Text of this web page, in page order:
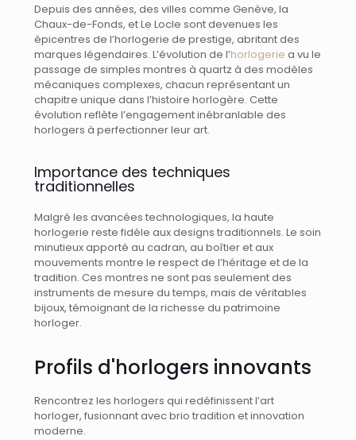
Depuis des années, des villes comme Genève, la
Chaux-de-Fonds, et Le Locle sont devenues les
épicentres de l’horlogerie de prestige, abritant des
marques légendaires. L’évolution de l’horlogerie a vu le
passage de simples montres à quartz à des modèles
mécaniques complexes, chacun représentant un
chapitre unique dans l’histoire horlogère. Cette
évolution reflète l’engagement inébranlable des
horlogers à perfectionner leur art.
Importance des techniques
traditionnelles
Malgré les avancées technologiques, la haute
horlogerie reste fidèle aux designs traditionnels. Le soin
minutieux apporté au cadran, au boîtier et aux
mouvements montre le respect de l’héritage et de la
tradition. Ces montres ne sont pas seulement des
instruments de mesure du temps, mais de véritables
bijoux, témoignant de la richesse du patrimoine
horloger.
Profils d'horlogers innovants
Rencontrez les horlogers qui redéfinissent l’art
horloger, fusionnant avec brio tradition et innovation
moderne.